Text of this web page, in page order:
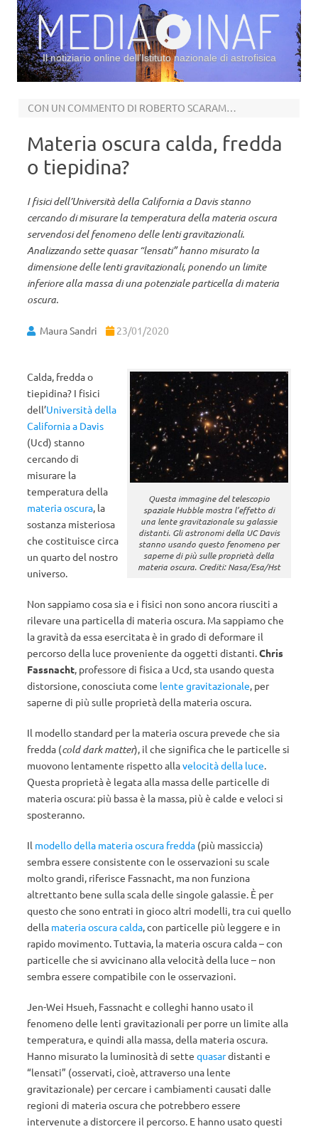
Il notiziario online dell’Istituto nazionale di astrofisica
CON UN COMMENTO DI ROBERTO SCARAMELLA DELL’INAF
Materia oscura calda, fredda
o tiepidina?
I fisici dell’Università della California a Davis stanno
cercando di misurare la temperatura della materia oscura
servendosi del fenomeno delle lenti gravitazionali.
Analizzando sette quasar “lensati” hanno misurato la
dimensione delle lenti gravitazionali, ponendo un limite
inferiore alla massa di una potenziale particella di materia
oscura.
Maura Sandri 23/01/2020
Questa immagine del telescopio
spaziale Hubble mostra l’effetto di
una lente gravitazionale su galassie
distanti. Gli astronomi della UC Davis
stanno usando questo fenomeno per
saperne di più sulle proprietà della
materia oscura. Crediti: Nasa/Esa/Hst
Calda, fredda o
tiepidina? I fisici
dell’Università della
California a Davis
(Ucd) stanno
cercando di
misurare la
temperatura della
materia oscura, la
sostanza misteriosa
che costituisce circa
un quarto del nostro
universo.
Non sappiamo cosa sia e i fisici non sono ancora riusciti a
rilevare una particella di materia oscura. Ma sappiamo che
la gravità da essa esercitata è in grado di deformare il
percorso della luce proveniente da oggetti distanti.Chris
Fassnacht, professore di fisica a Ucd, sta usando questa
distorsione, conosciuta come lente gravitazionale, per
saperne di più sulle proprietà della materia oscura.
Il modello standard per la materia oscura prevede che sia
fredda (cold dark matter), il che significa che le particelle si
muovono lentamente rispetto allavelocità della luce.
Questa proprietà è legata alla massa delle particelle di
materia oscura: più bassa è la massa, più è calde e veloci si
sposteranno.
Il modello della materia oscura fredda (più massiccia)
sembra essere consistente con le osservazioni su scale
molto grandi, riferisce Fassnacht, ma non funziona
altrettanto bene sulla scala delle singole galassie. È per
questo che sono entrati in gioco altri modelli, tra cui quello
della materia oscura calda, con particelle più leggere e in
rapido movimento. Tuttavia, la materia oscura calda – con
particelle che si avvicinano alla velocità della luce – non
sembra essere compatibile con le osservazioni.
Jen-Wei Hsueh, Fassnacht e colleghi hanno usato il
fenomeno delle lenti gravitazionali per porre un limite alla
temperatura, e quindi alla massa, della materia oscura.
Hanno misurato la luminosità di sette quasardistanti e
“lensati” (osservati, cioè, attraverso una lente
gravitazionale) per cercare i cambiamenti causati dalle
regioni di materia oscura che potrebbero essere
intervenute a distorcere il percorso. E hanno usato questi